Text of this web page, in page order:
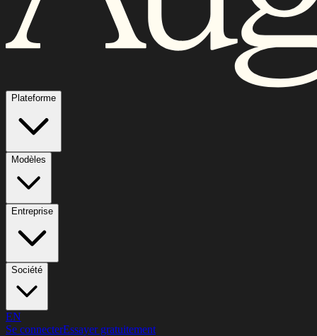
Plateforme
Modèles
Entreprise
Société
EN
Se connecterEssayer gratuitement